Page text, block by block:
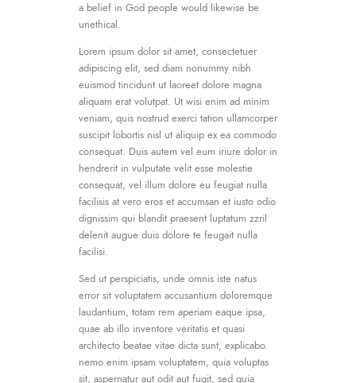
a belief in God people would likewise be
unethical.
Lorem ipsum dolor sit amet, consectetuer
adipiscing elit, sed diam nonummy nibh
euismod tincidunt ut laoreet dolore magna
aliquam erat volutpat. Ut wisi enim ad minim
veniam, quis nostrud exerci tation ullamcorper
suscipit lobortis nisl ut aliquip ex ea commodo
consequat. Duis autem vel eum iriure dolor in
hendrerit in vulputate velit esse molestie
consequat, vel illum dolore eu feugiat nulla
facilisis at vero eros et accumsan et iusto odio
dignissim qui blandit praesent luptatum zzril
delenit augue duis dolore te feugait nulla
facilisi.
Sed ut perspiciatis, unde omnis iste natus
error sit voluptatem accusantium doloremque
laudantium, totam rem aperiam eaque ipsa,
quae ab illo inventore veritatis et quasi
architecto beatae vitae dicta sunt, explicabo.
nemo enim ipsam voluptatem, quia voluptas
sit, aspernatur aut odit aut fugit, sed quia